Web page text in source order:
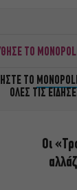
ΤΟ
ΤΟ
ΟΛΕΣ ΤΙΣ
Οι